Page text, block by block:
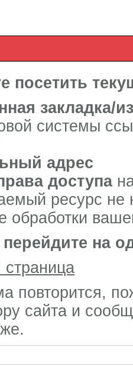
посетить
закладка/
системы
адрес
доступа
ресурс не
обработки
на
повторится,
сайта и